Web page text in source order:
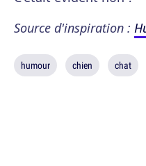
Source d'inspiration :
humour chien chat